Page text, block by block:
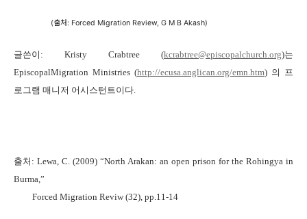
(출처: Forced Migration Review, G M B Akash)
글쓴이 : Kristy Crabtree (kcrabtree@episcopalchurch.org)는
EpiscopalMigration Ministries (http://ecusa.anglican.org/emn.htm) 의 프
로그램 매니저 어시스턴트이다.
출처 : Lewa, C. (2009) “North Arakan: an open prison for the Rohingya in
Burma,”
Forced Migration Reviw (32), pp.11-14